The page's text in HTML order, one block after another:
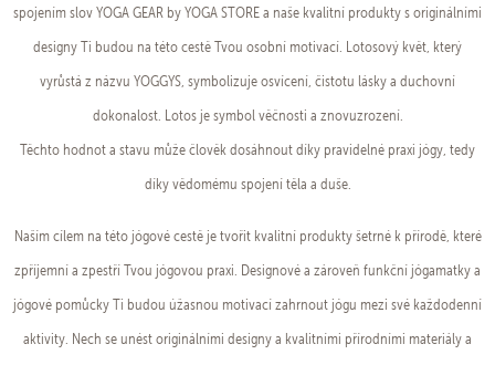
spojením slov YOGA GEAR by YOGA STORE a naše kvalitní produkty s originálními
designy Ti budou na této cestě Tvou osobní motivací. Lotosový květ, který
vyrůstá z názvu YOGGYS, symbolizuje osvícení, čistotu lásky a duchovní
dokonalost. Lotos je symbol věčnosti a znovuzrození.
Těchto hodnot a stavu může člověk dosáhnout díky pravidelné praxi jógy, tedy
díky vědomému spojení těla a duše.
Naším cílem na této jógové cestě je tvořit kvalitní produkty šetrné k přírodě, které
zpříjemní a zpestří Tvou jógovou praxi. Designové a zároveň funkční jógamatky a
jógové pomůcky Ti budou úžasnou motivací zahrnout jógu mezi své každodenní
aktivity. Nech se unést originálními designy a kvalitními přírodními materiály a